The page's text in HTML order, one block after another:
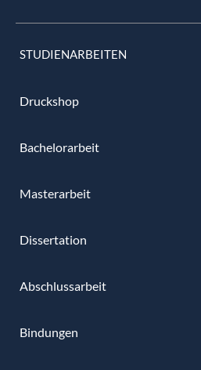
STUDIENARBEITEN
Druckshop
Bachelorarbeit
Masterarbeit
Dissertation
Abschlussarbeit
Bindungen